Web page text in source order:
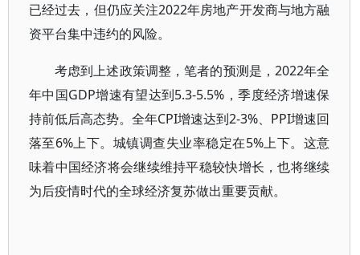
已经过去，但仍应关注2022年房地产开发商与地方融
资平台集中违约的风险。
考虑到上述政策调整，笔者的预测是，2022年全
年中国GDP增速有望达到5.3-5.5%，季度经济增速保
持前低后高态势。全年CPI增速达到2-3%、PPI增速回
落至6%上下。城镇调查失业率稳定在5%上下。这意
味着中国经济将会继续维持平稳较快增长，也将继续
为后疫情时代的全球经济复苏做出重要贡献。